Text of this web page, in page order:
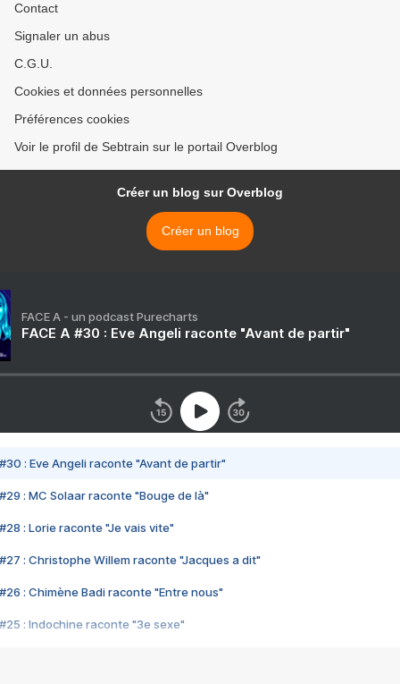
Contact
Signaler un abus
C.G.U.
Cookies et données personnelles
Préférences cookies
Voir le profil de Sebtrain sur le portail Overblog
Créer un blog sur Overblog
Créer un blog
FACE A - un podcast Purecharts
FACE A #30 : Eve Angeli raconte "Avant de partir"
#30 : Eve Angeli raconte "Avant de partir"
#29 : MC Solaar raconte "Bouge de là"
#28 : Lorie raconte "Je vais vite"
#27 : Christophe Willem raconte "Jacques a dit"
#26 : Chimène Badi raconte "Entre nous"
#25 : Indochine raconte "3e sexe"